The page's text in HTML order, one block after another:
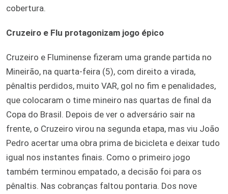
cobertura.
Cruzeiro e Flu protagonizam jogo épico
Cruzeiro e Fluminense fizeram uma grande partida no
Mineirão, na quarta-feira (5), com direito a virada,
pênaltis perdidos, muito VAR, gol no fim e penalidades,
que colocaram o time mineiro nas quartas de final da
Copa do Brasil. Depois de ver o adversário sair na
frente, o Cruzeiro virou na segunda etapa, mas viu João
Pedro acertar uma obra prima de bicicleta e deixar tudo
igual nos instantes finais. Como o primeiro jogo
também terminou empatado, a decisão foi para os
pênaltis. Nas cobranças faltou pontaria. Dos nove